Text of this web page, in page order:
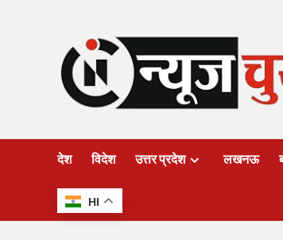
देश विदेश उत्तर प्रदेश लखनऊ
HI